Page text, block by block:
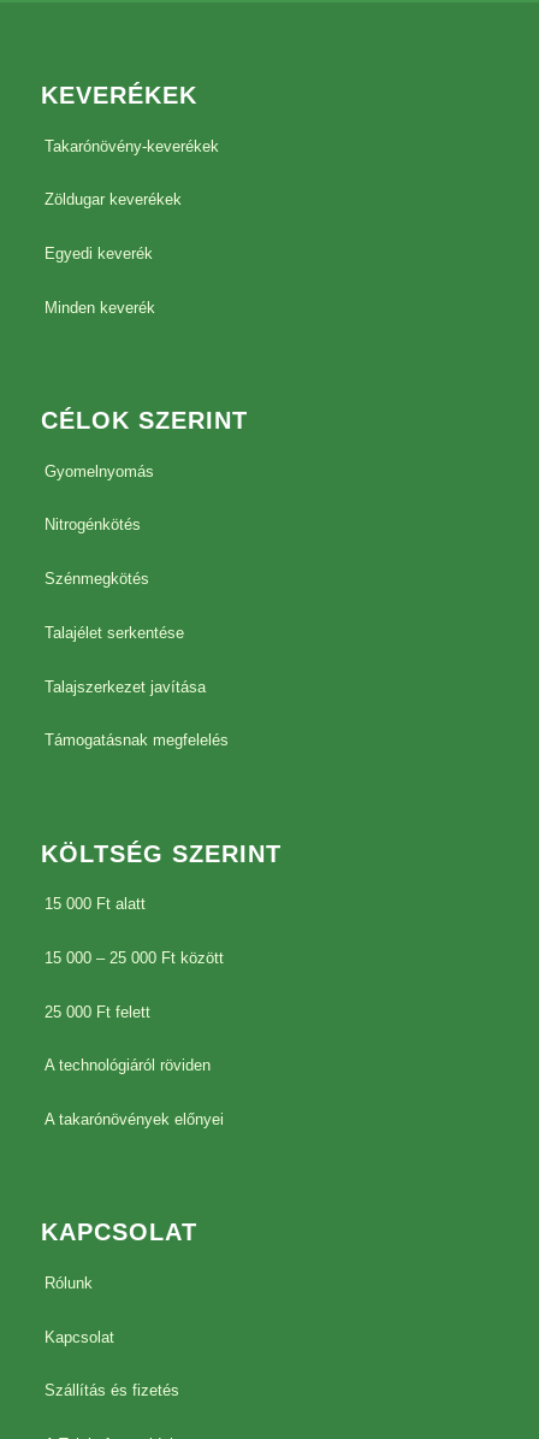
KEVERÉKEK
Takarónövény-keverékek
Zöldugar keverékek
Egyedi keverék
Minden keverék
CÉLOK SZERINT
Gyomelnyomás
Nitrogénkötés
Szénmegkötés
Talajélet serkentése
Talajszerkezet javítása
Támogatásnak megfelelés
KÖLTSÉG SZERINT
15 000 Ft alatt
15 000 – 25 000 Ft között
25 000 Ft felett
A technológiáról röviden
A takarónövények előnyei
KAPCSOLAT
Rólunk
Kapcsolat
Szállítás és fizetés